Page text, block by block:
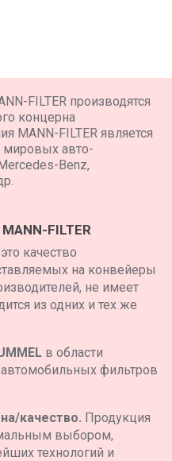
FILTER производятся
концерна
MANN-FILTER является
авто-
Benz,
FILTER
качество
на конвейеры
не имеет
из одних и тех же
в области
фильтров
качество. Продукция
выбором,
технологий и